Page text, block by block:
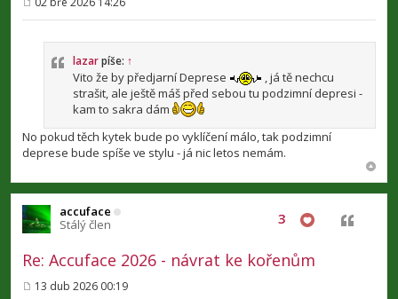
ř
lazar píše: ↑
Vito že by předjarní Deprese
, já tě nechcu
strašit, ale ještě máš před sebou tu podzimní depresi -
kam to sakra dám
No pokud těch kytek bude po vyklíčení málo, tak podzimní
deprese bude spíše ve stylu - já nic letos nemám.
accuface
Stálý člen
Re: Accuface 2026 - návrat ke kořenům
3 Citovat
13 dub 2026 00:19